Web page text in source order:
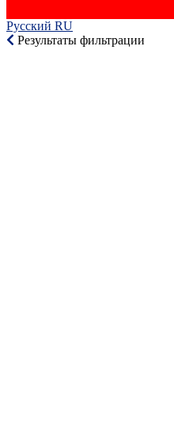
Русский RU‎
Результаты фильтрации